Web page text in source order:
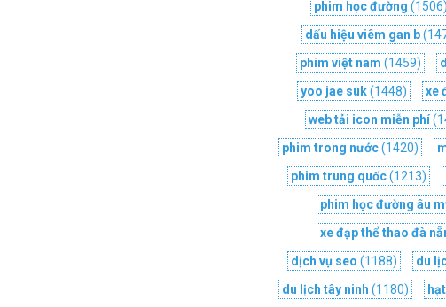
phim học đường (1506)
dấu hiệu viêm gan b
phim việt nam (1459)
yoo jae suk(1448) xe
web tải icon miễn phí
phim trong nước(1420)
phim trung quốc(1213)
phim học đường âu
xe đạp thể thao đà
dịch vụ seo (1188) du
du lịch tây ninh (1180)